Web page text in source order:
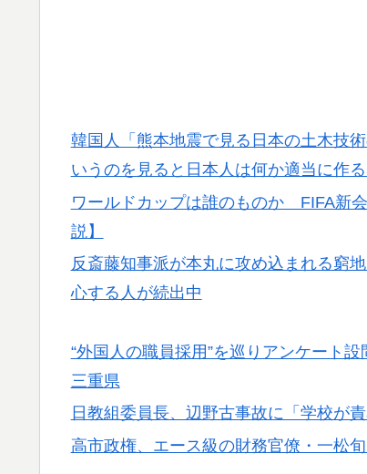
韓国人「熊本地震で見る日本の土木技
いうのを見ると日本人は何か適当に作
ワールドカップは誰のものか FIFA新
説】
反斎藤知事派が本丸に攻め込まれる窮
心する人が続出中
“外国人の職員採用”を巡りアンケート
三重県
日教組委員長、辺野古事故に「学校が
高市政権、エース級の財務官僚・一松